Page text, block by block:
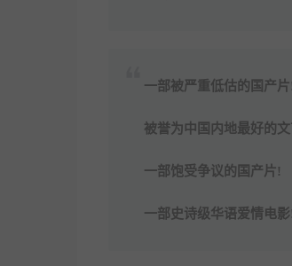
一部被严重低估的国产片!
被誉为中国内地最好的
一部饱受争议的国产片!
一部史诗级华语爱情电影!